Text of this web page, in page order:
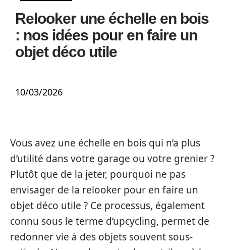
Relooker une échelle en bois
: nos idées pour en faire un
objet déco utile
10/03/2026
Vous avez une échelle en bois qui n’a plus
d’utilité dans votre garage ou votre grenier ?
Plutôt que de la jeter, pourquoi ne pas
envisager de la relooker pour en faire un
objet déco utile ? Ce processus, également
connu sous le terme d’upcycling, permet de
redonner vie à des objets souvent sous-